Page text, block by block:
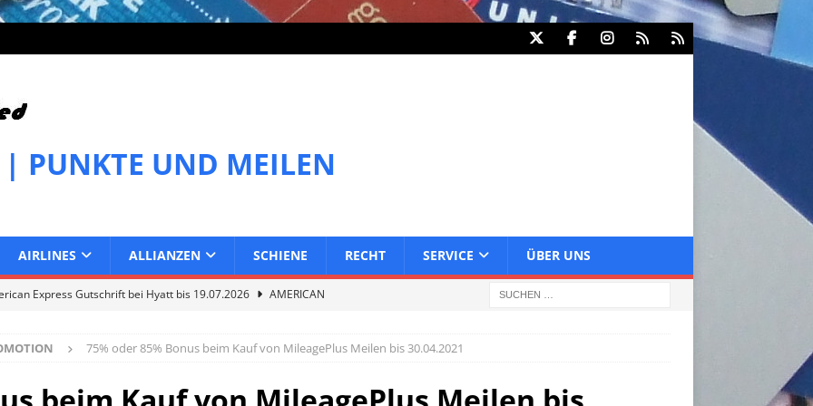
PUNKTE UND MEILEN
AIRLINES ALLIANZEN SCHIENE RECHT SERVICE ÜBER UNS
Express Gutschrift bei Hyatt bis 19.07.2026
AMERICAN
Express Gutschrift bei Melia bis 31.07.2026
AMERICAN
75% oder 85% Bonus beim Kauf von MileagePlus Meilen bis 30.04.2021